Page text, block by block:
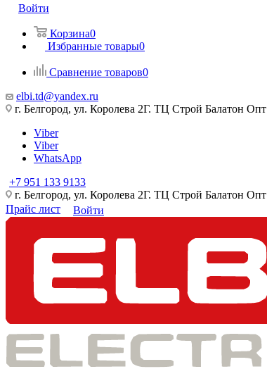
Войти
Корзина0
Избранные товары0
Сравнение товаров0
elbi.td@yandex.ru
г. Белгород, ул. Королева 2Г. ТЦ Строй Балатон Опт
Viber
Viber
WhatsApp
+7 951 133 9133
г. Белгород, ул. Королева 2Г. ТЦ Строй Балатон Опт
Прайс лист
Войти